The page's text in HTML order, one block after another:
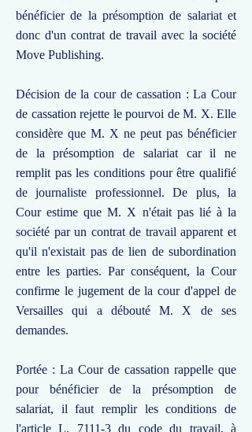
bénéficier de la présomption de salariat et
donc d'un contrat de travail avec la société
Move Publishing.
Décision de la cour de cassation : La Cour
de cassation rejette le pourvoi de M. X. Elle
considère que M. X ne peut pas bénéficier
de la présomption de salariat car il ne
remplit pas les conditions pour être qualifié
de journaliste professionnel. De plus, la
Cour estime que M. X n'était pas lié à la
société par un contrat de travail apparent et
qu'il n'existait pas de lien de subordination
entre les parties. Par conséquent, la Cour
confirme le jugement de la cour d'appel de
Versailles qui a débouté M. X de ses
demandes.
Portée : La Cour de cassation rappelle que
pour bénéficier de la présomption de
salariat, il faut remplir les conditions de
l'article L. 7111-3 du code du travail, à